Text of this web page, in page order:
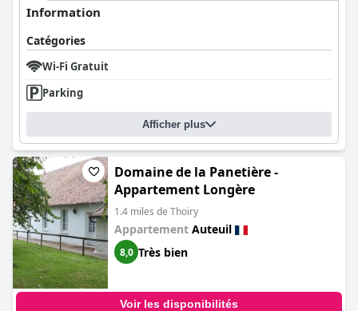
Information
Catégories
Wi-Fi Gratuit
Parking
Afficher plus
Domaine de la Panetière -
Appartement Longère
1.4 miles de Thoiry
Appartement Auteuil
8,0 Très bien
Voir les disponibilités